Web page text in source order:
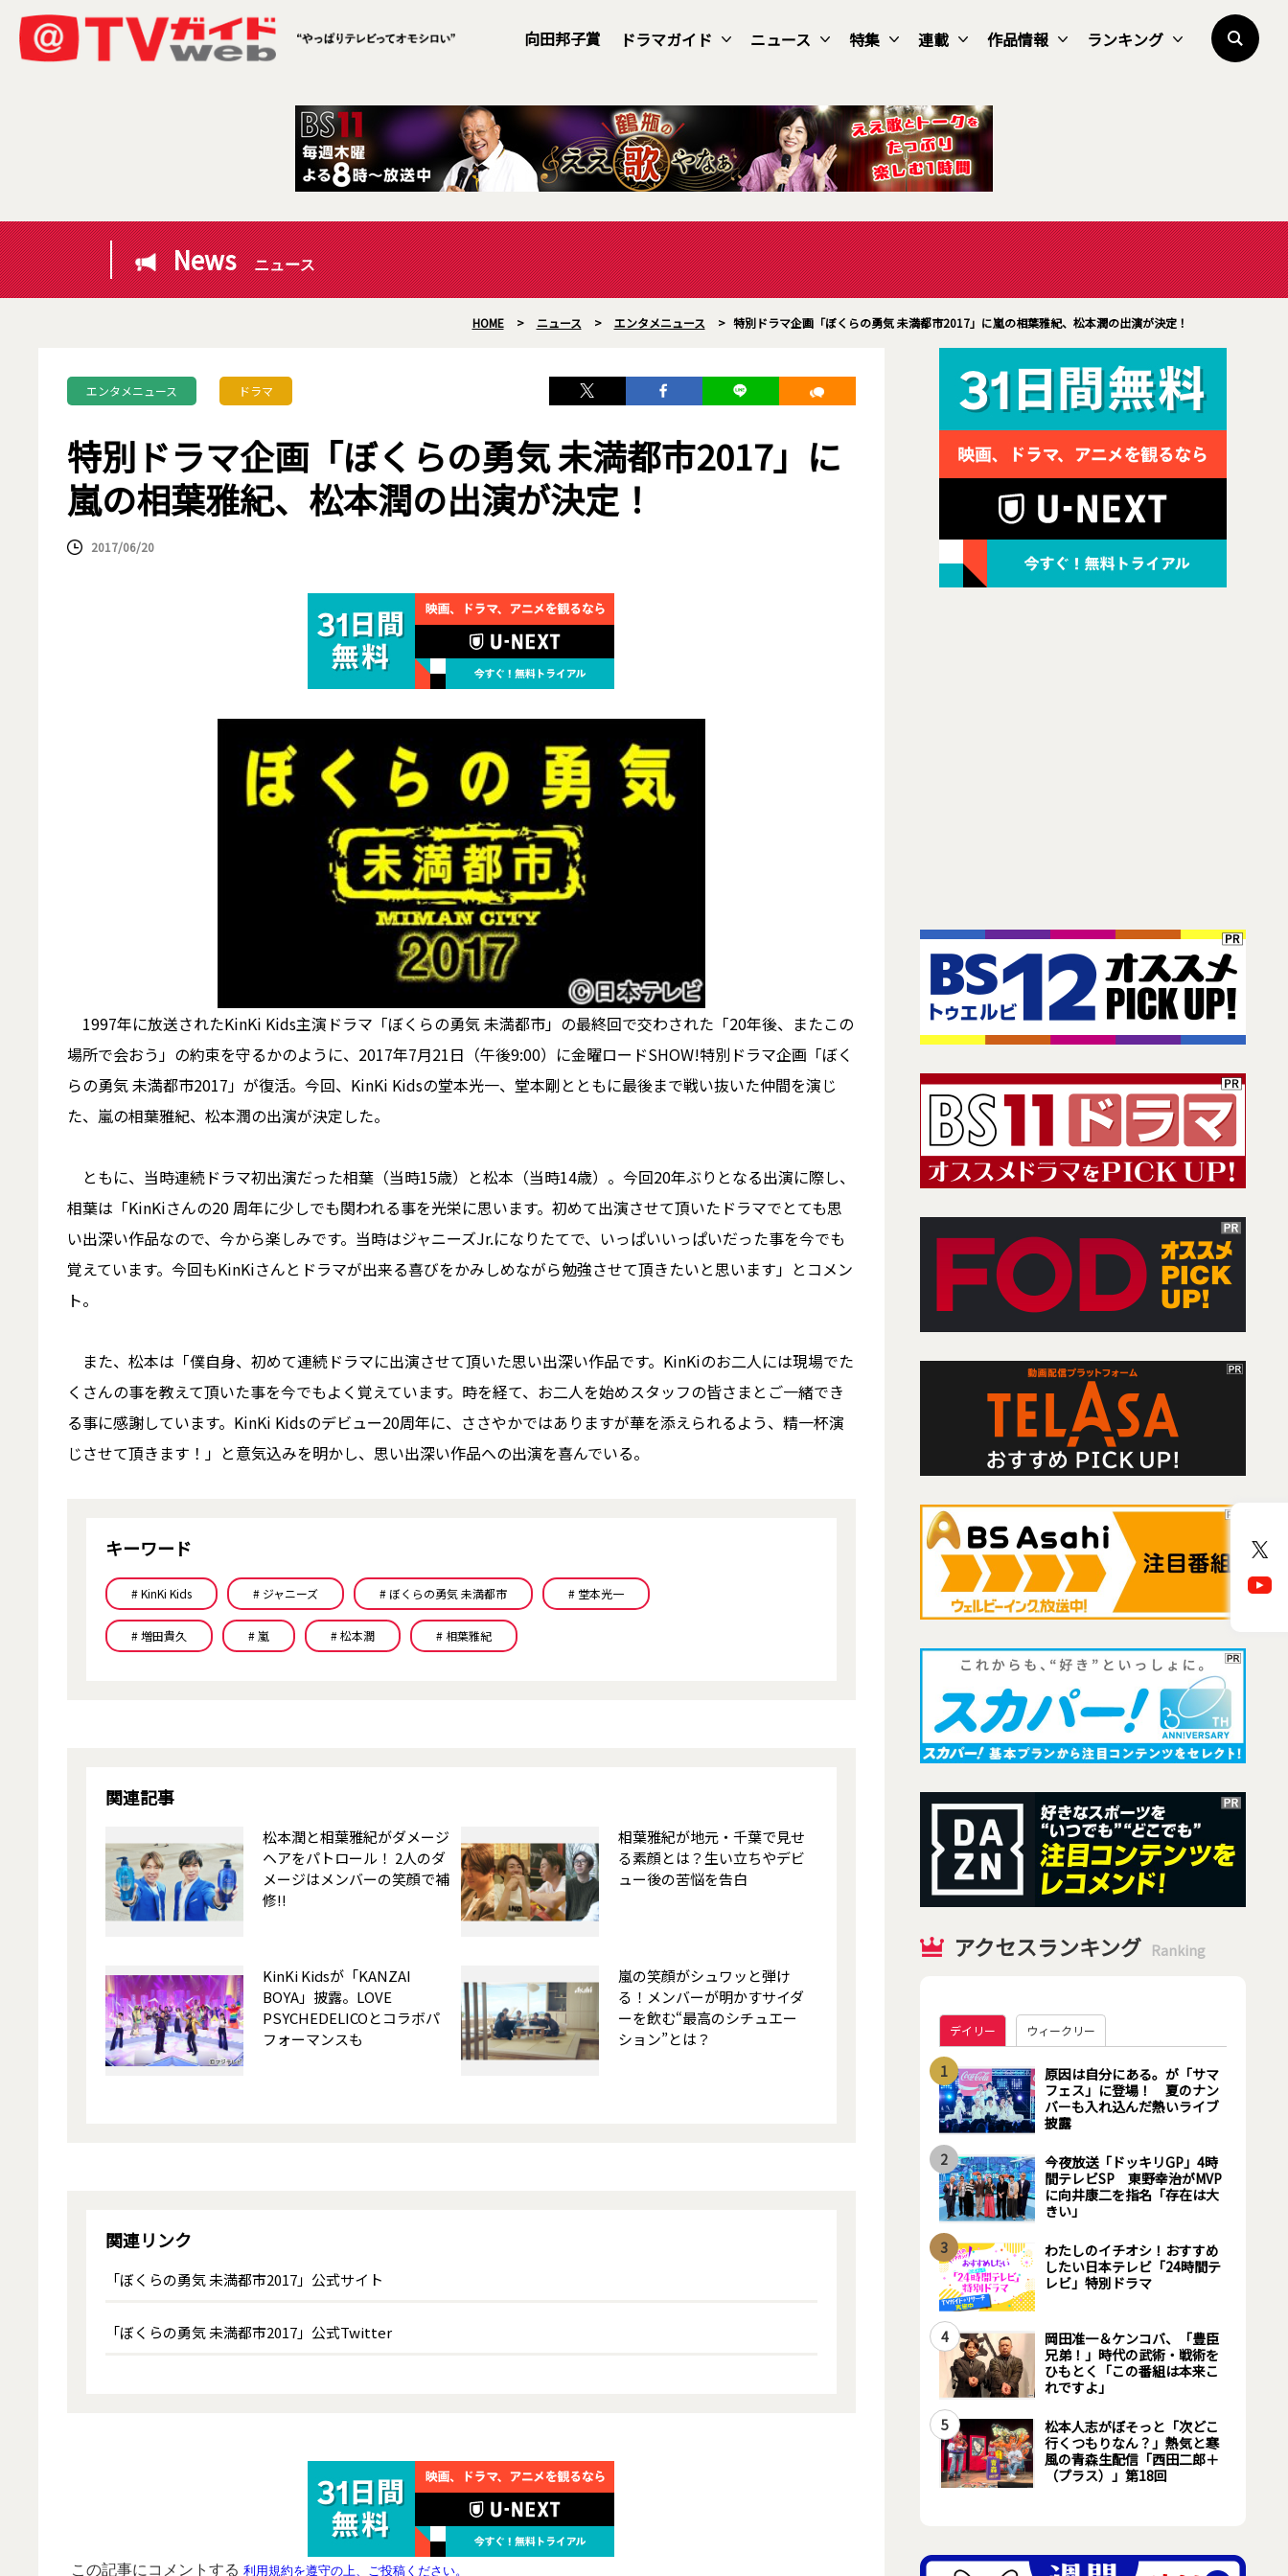
向田邦子賞 ドラマガイド ニュース 特集 連載 作品情報 ランキング
News ニュース
HOME > ニュース > エンタメニュース > 特別ドラマ企画「ぼくらの勇気 未満都市2017」に嵐の相葉雅紀、松本潤の出演が決定！
エンタメニュース ドラマ
特別ドラマ企画「ぼくらの勇気 未満都市2017」に
嵐の相葉雅紀、松本潤の出演が決定！
2017/06/20
1997年に放送されたKinKi Kids主演ドラマ「ぼくらの勇気 未満都市」の最終回で交わされた「20年後、またこの
場所で会おう」の約束を守るかのように、2017年7月21日（午後9:00）に金曜ロードSHOW!特別ドラマ企画「ぼく
らの勇気 未満都市2017」が復活。今回、KinKi Kidsの堂本光一、堂本剛とともに最後まで戦い抜いた仲間を演じ
た、嵐の相葉雅紀、松本潤の出演が決定した。
ともに、当時連続ドラマ初出演だった相葉（当時15歳）と松本（当時14歳）。今回20年ぶりとなる出演に際し、
相葉は「KinKiさんの20 周年に少しでも関われる事を光栄に思います。初めて出演させて頂いたドラマでとても思
い出深い作品なので、今から楽しみです。当時はジャニーズJr.になりたてで、いっぱいいっぱいだった事を今でも
覚えています。今回もKinKiさんとドラマが出来る喜びをかみしめながら勉強させて頂きたいと思います」とコメン
ト。
また、松本は「僕自身、初めて連続ドラマに出演させて頂いた思い出深い作品です。KinKiのお二人には現場でた
くさんの事を教えて頂いた事を今でもよく覚えています。時を経て、お二人を始めスタッフの皆さまとご一緒でき
る事に感謝しています。KinKi Kidsのデビュー20周年に、ささやかではありますが華を添えられるよう、精一杯演
じさせて頂きます！」と意気込みを明かし、思い出深い作品への出演を喜んでいる。
キーワード
# KinKi Kids # ジャニーズ # ぼくらの勇気 未満都市 # 堂本光一
# 増田貴久 # 嵐 # 松本潤 # 相葉雅紀
関連記事
松本潤と相葉雅紀がダメージ
ヘアをパトロール！ 2人のダ
メージはメンバーの笑顔で補
修!!
相葉雅紀が地元・千葉で見せ
る素顔とは？生い立ちやデビ
ュー後の苦悩を告白
KinKi Kidsが「KANZAI
BOYA」披露。LOVE
PSYCHEDELICOとコラボパ
フォーマンスも
嵐の笑顔がシュワッと弾け
る！メンバーが明かすサイダ
ーを飲む“最高のシチュエー
ション”とは？
関連リンク
「ぼくらの勇気 未満都市2017」公式サイト
「ぼくらの勇気 未満都市2017」公式Twitter
アクセスランキング Ranking
デイリー ウィークリー
1
原因は自分にある。が「サマ
フェス」に登場！ 夏のナン
バーも入れ込んだ熱いライブ
披露
2
今夜放送「ドッキリGP」4時
間テレビSP 東野幸治がMVP
に向井康二を指名「存在は大
きい」
3
わたしのイチオシ！おすすめ
したい日本テレビ「24時間テ
レビ」特別ドラマ
4
岡田准一＆ケンコバ、「豊臣
兄弟！」時代の武術・戦術を
ひもとく「この番組は本来こ
れですよ」
5
松本人志がぼそっと「次どこ
行くつもりなん？」熱気と寒
風の青森生配信「西田二郎＋
（プラス）」第18回